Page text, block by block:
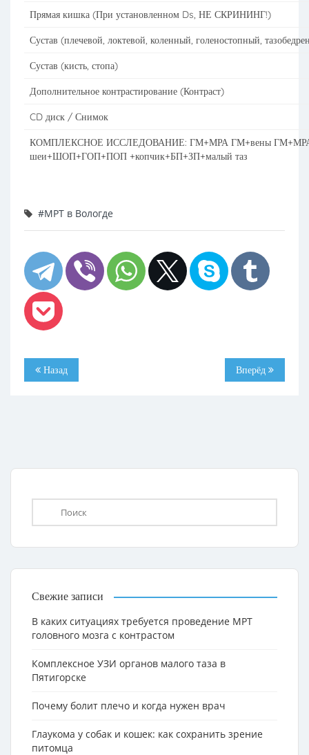
Прямая кишка (При установленном Ds, НЕ СКРИНИНГ!)
Сустав (плечевой, локтевой, коленный, голеностопный,
Сустав (кисть, стопа)
Дополнительное контрастирование (Контраст)
CD диск / Снимок
КОМПЛЕКСНОЕ ИССЛЕДОВАНИЕ: ГМ+МРА ГМ+вены
шеи+ШОП+ГОП+ПОП +копчик+БП+ЗП+малый таз
#МРТ в Вологде
Назад Вперёд
Свежие записи
В каких ситуациях требуется проведение МРТ
головного мозга с контрастом
Комплексное УЗИ органов малого таза в
Пятигорске
Почему болит плечо и когда нужен врач
Глаукома у собак и кошек: как сохранить зрение
питомца